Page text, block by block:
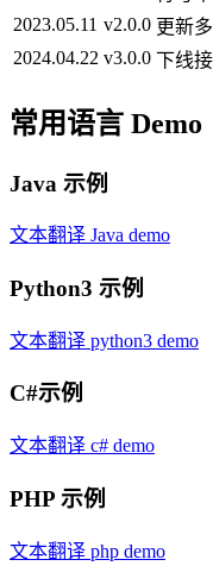
2023.05.11 v2.0.0 更新
2024.04.22 v3.0.0 下线
常用语言 Demo
Java 示例
文本翻译 Java demo
Python3 示例
文本翻译 python3 demo
C#示例
文本翻译 c# demo
PHP 示例
文本翻译 php demo